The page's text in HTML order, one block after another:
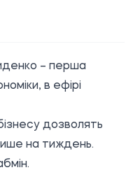
– перша
в ефірі
дозволять
на тиждень.